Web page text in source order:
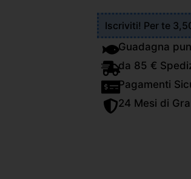
Iscriviti! Per te
Guadagna
da 85 €
Pagamenti
24 Mesi di